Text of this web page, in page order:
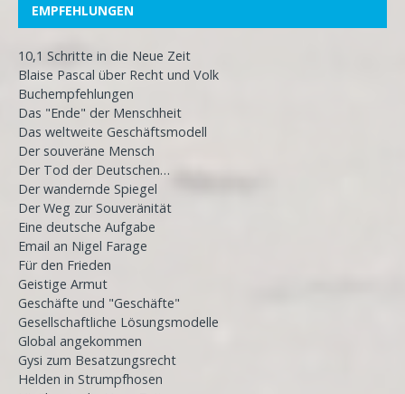
EMPFEHLUNGEN
10,1 Schritte in die Neue Zeit
Blaise Pascal über Recht und Volk
Buchempfehlungen
Das "Ende" der Menschheit
Das weltweite Geschäftsmodell
Der souveräne Mensch
Der Tod der Deutschen…
Der wandernde Spiegel
Der Weg zur Souveränität
Eine deutsche Aufgabe
Email an Nigel Farage
Für den Frieden
Geistige Armut
Geschäfte und "Geschäfte"
Gesellschaftliche Lösungsmodelle
Global angekommen
Gysi zum Besatzungsrecht
Helden in Strumpfhosen